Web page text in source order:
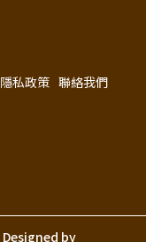
隱私政策 聯絡我們
Designed by